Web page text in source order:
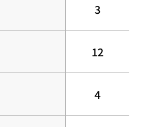
3
12
4